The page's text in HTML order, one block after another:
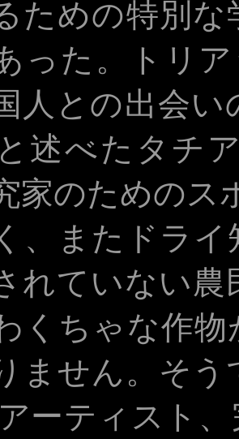
ための特別
った。トリ
人との出会
述べたタチ
家のためのス
、またドラ
れていない
くちゃな作
ません。そ
ーティスト